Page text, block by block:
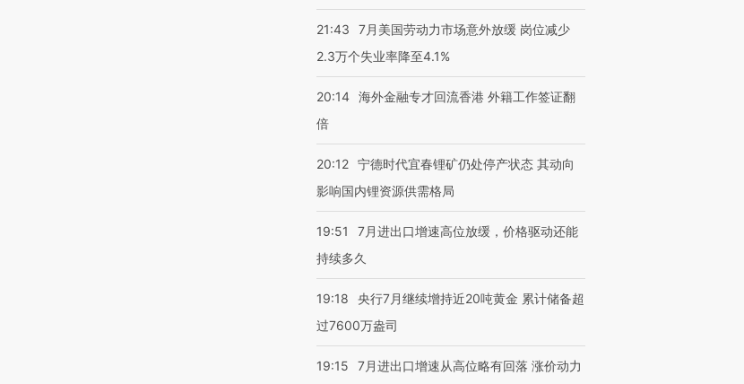
21:43
7月美国劳动力市场意外放缓 岗位减少
2.3万个失业率降至4.1%
20:14 海外金融专才回流香港 外籍工作签证翻
倍
20:12 宁德时代宜春锂矿仍处停产状态 其动向
影响国内锂资源供需格局
19:51
7月进出口增速高位放缓，价格驱动还能
持续多久
19:18
央行7月继续增持近20吨黄金 累计储备超
过7600万盎司
19:15
7月进出口增速从高位略有回落 涨价动力